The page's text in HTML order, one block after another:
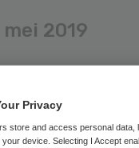
mei 2019
Privacy
store and access personal data,
device. Selecting I Accept